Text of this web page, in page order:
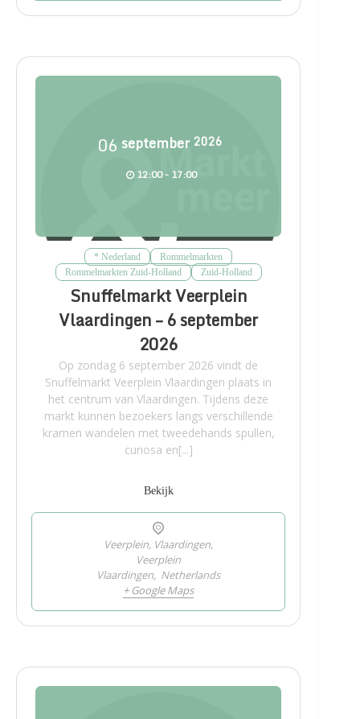
06 september 2026
12:00 - 17:00
* Nederland
Rommelmarkten
Rommelmarkten Zuid-Holland
Zuid-Holland
Snuffelmarkt Veerplein
Vlaardingen – 6 september
2026
Op zondag 6 september 2026 vindt de
Snuffelmarkt Veerplein Vlaardingen plaats in
het centrum van Vlaardingen. Tijdens deze
markt kunnen bezoekers langs verschillende
kramen wandelen met tweedehands spullen,
curiosa en[...]
Bekijk
Veerplein, Vlaardingen,
Veerplein
Vlaardingen, Netherlands
+ Google Maps